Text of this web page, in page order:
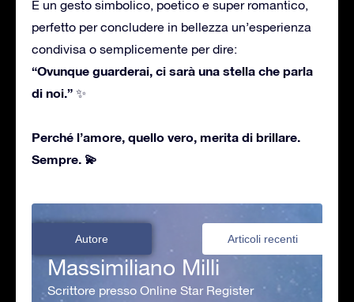
È un gesto simbolico, poetico e super romantico,
perfetto per concludere in bellezza un’esperienza
condivisa o semplicemente per dire:
“Ovunque guarderai, ci sarà una stella che parla
di noi.” ✨
Perché l’amore, quello vero, merita di brillare.
Sempre. 💫
Autore Articoli recenti
Massimiliano Milli
Scrittore presso Online Star Register